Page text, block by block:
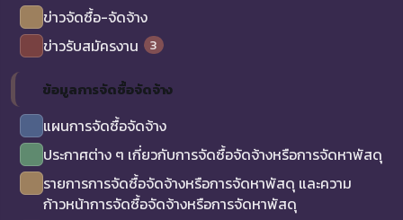
ข่าวจัดซื้อ-จัดจ้าง
ข่าวรับสมัครงาน
3
ข้อมูลการจัดซื้อจัดจ้าง
แผนการจัดซื้อจัดจ้าง
ประกาศต่าง ๆ เกี่ยวกับการจัดซื้อจัดจ้างหรือการจัดหาพัสดุ
รายการการจัดซื้อจัดจ้างหรือการจัดหาพัสดุ และความ
ก้าวหน้าการจัดซื้อจัดจ้างหรือการจัดหาพัสดุ